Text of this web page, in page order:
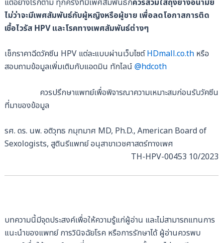
ไม่ว่าจะมีเพศสัมพันธ์กับผู้หญิงหรือผู้ชาย เพื่อลดโอกาสการติด
เชื้อไวรัส HPV และโรคทางเพศสัมพันธ์ต่างๆ
เช็กราคาฉีดวัคซีน HPV แต่ละแบบผ่านเว็บไซต์​HDmall.co.thหรือ
สอบถามข้อมูลเพิ่มเติมกับแอดมิน ทักไลน์ @hdcoth
ควรปรึกษาแพทย์เพื่อพิจารณาความเหมาะสมก่อนรับวัคซีน
ที่มาของข้อมูล
รศ. ดร. นพ. อติวุทธ กมุทมาศ MD, Ph.D., American Board of
Sexologists, สูตินรีแพทย์ อนุสาขาเวชศาสตร์ทางเพศ
TH-HPV-00453 10/2023
บทความนี้มีจุดประสงค์เพื่อให้ความรู้แก่ผู้อ่าน และไม่สามารถแทนการ
แนะนำของแพทย์ การวินิจฉัยโรค หรือการรักษาได้ ผู้อ่านควรพบ